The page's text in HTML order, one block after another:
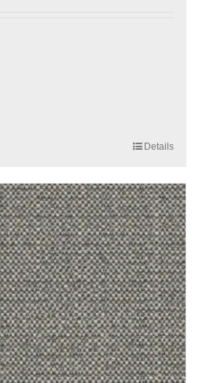
Details